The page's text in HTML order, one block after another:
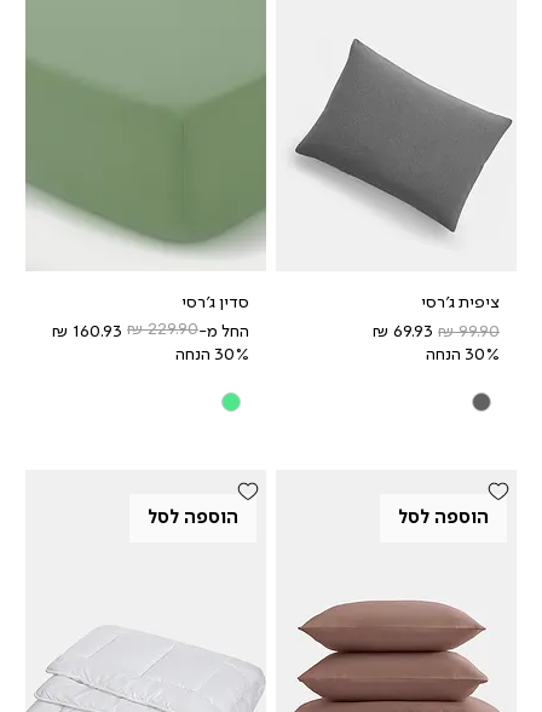
ציפית ג'רסי
מחיר רגיל מחיר מבצע
30% הנחה
סדין ג'רסי
החל מ-
מחיר רגיל
מחיר מבצע
30% הנחה
הוספה לסל הוספה לסל